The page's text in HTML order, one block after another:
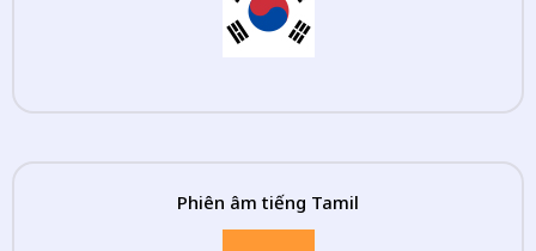
Phiên âm tiếng Tamil